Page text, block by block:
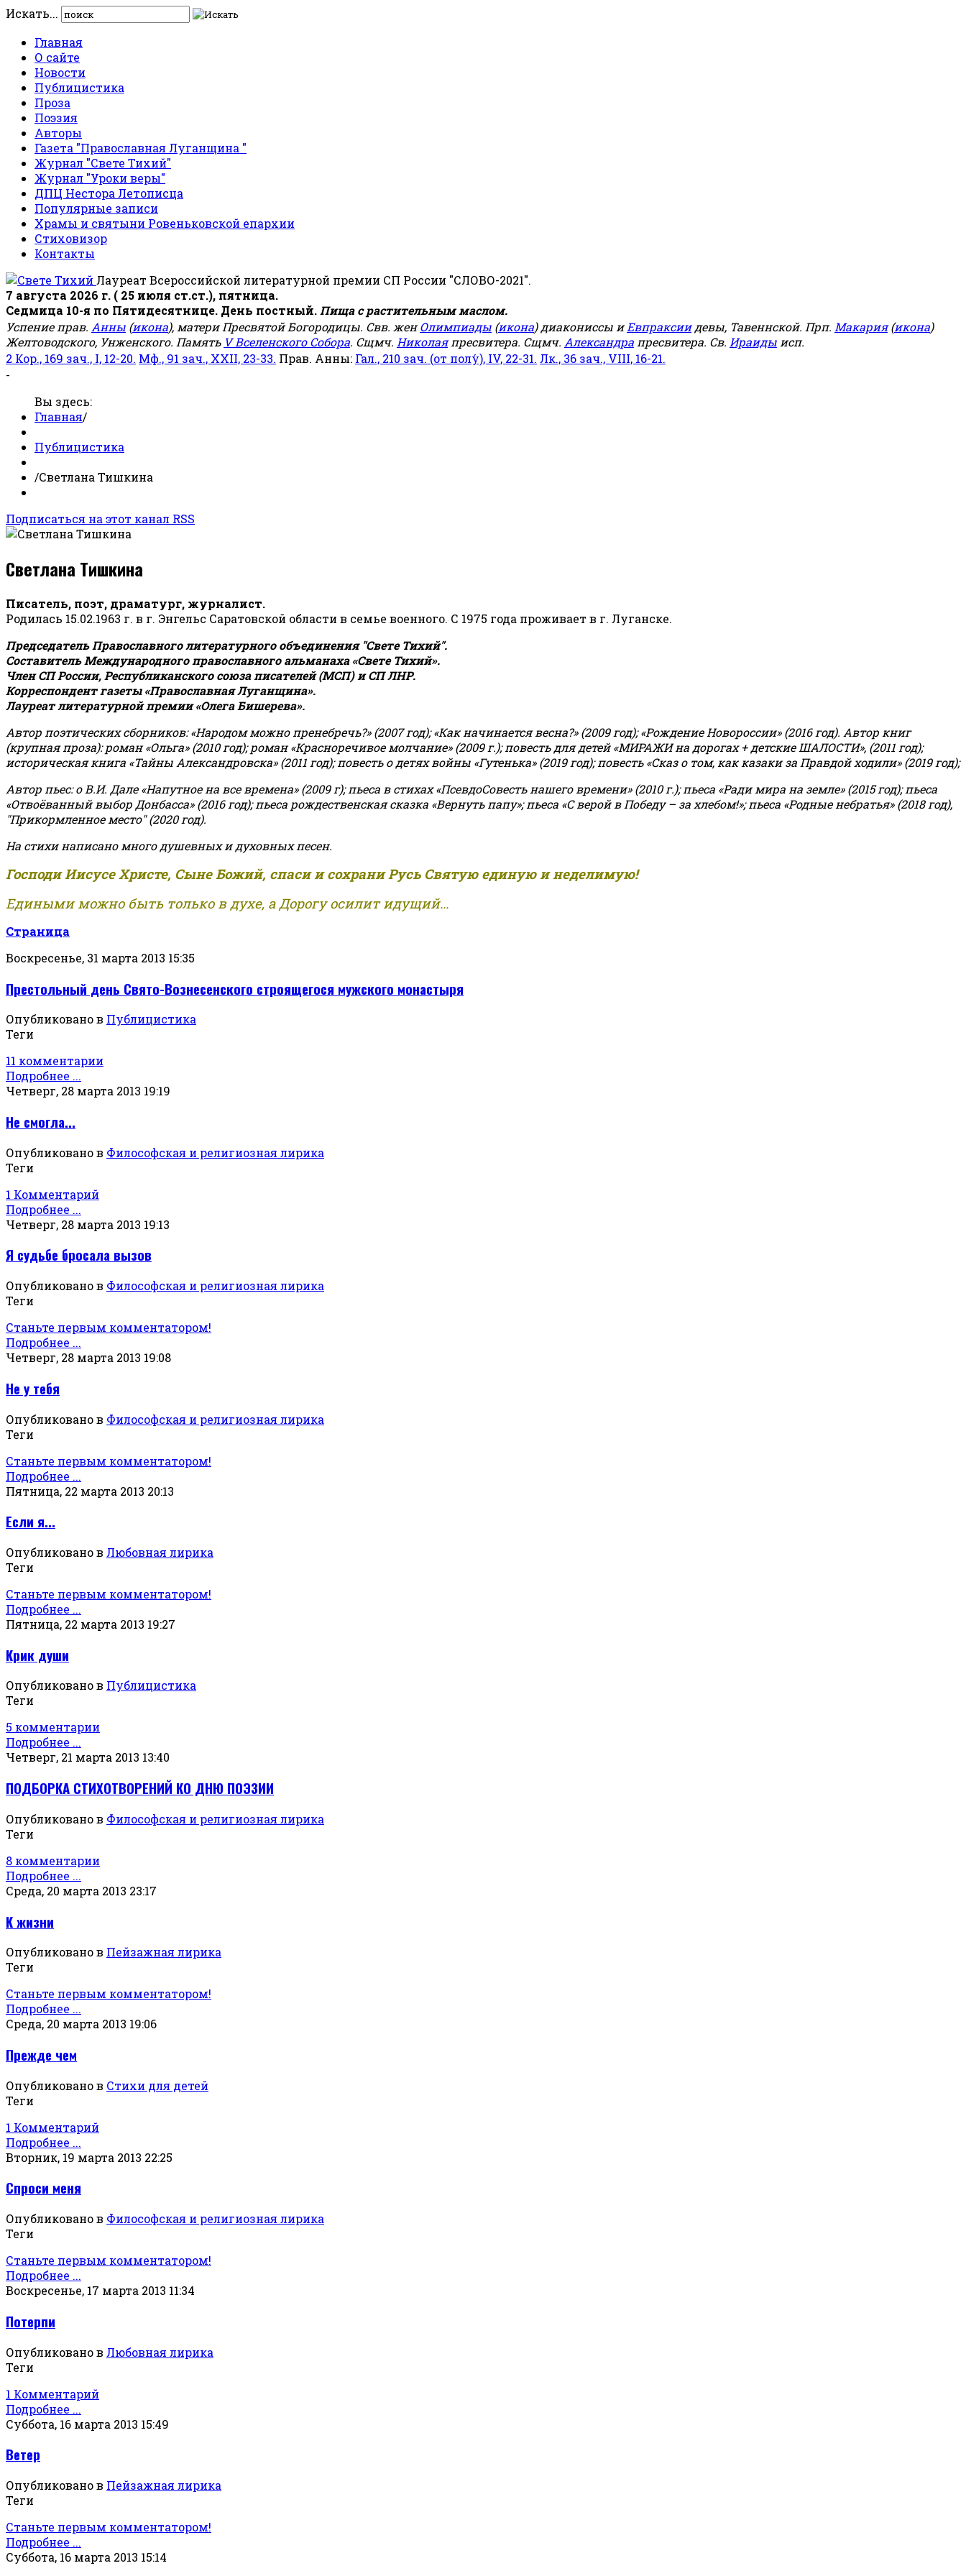
Искать...
Главная
О сайте
Новости
Публицистика
Проза
Поэзия
Авторы
Газета "Православная Луганщина "
Журнал "Свете Тихий"
Журнал "Уроки веры"
ДПЦ Нестора Летописца
Популярные записи
Храмы и святыни Ровеньковской епархии
Стиховизор
Контакты
Лауреат Всероссийской литературной премии СП России "СЛОВО-2021".
7 августа 2026 г. ( 25 июля ст.ст.), пятница.
Седмица 10-я по Пятидесятнице. День постный. Пища с растительным маслом.
Успение прав. Анны (икона), матери Пресвятой Богородицы. Свв. женОлимпиады (икона) диакониссы иЕвпраксиидевы, Тавеннской. Прп. Макария(икона)
Желтоводского, Унженского. Память V Вселенского Собора. Сщмч. Николаяпресвитера. Сщмч. Александра пресвитера. Св. Ираиды исп.
2 Кор., 169 зач., I, 12-20. Мф., 91 зач., XXII, 23-33. Прав. Анны: Гал., 210 зач. (от полу́), IV, 22-31. Лк., 36 зач., VIII, 16-21.
-
Вы здесь:
Главная/
Публицистика
/Светлана Тишкина
Подписаться на этот канал RSS
Светлана Тишкина
Писатель, поэт, драматург, журналист.
Родилась 15.02.1963 г. в г. Энгельс Саратовской области в семье военного. С 1975 года проживает в г. Луганске.
Председатель Православного литературного объединения "Свете Тихий".
Составитель Международного православного альманаха «Свете Тихий».
Член СП России, Республиканского союза писателей (МСП) и СП ЛНР.
Корреспондент газеты «Православная Луганщина».
Лауреат литературной премии «Олега Бишерева».
Автор поэтических сборников: «Народом можно пренебречь?» (2007 год); «Как начинается весна?» (2009 год); «Рождение Новороссии» (2016 год). Автор книг
(крупная проза): роман «Ольга» (2010 год); роман «Красноречивое молчание» (2009 г.); повесть для детей «МИРАЖИ на дорогах + детские ШАЛОСТИ», (2011 год);
историческая книга «Тайны Александровска» (2011 год); повесть о детях войны «Гутенька» (2019 год); повесть «Сказ о том, как казаки за Правдой ходили» (2019 год);
Автор пьес: о В.И. Дале «Напутное на все времена» (2009 г); пьеса в стихах «ПсевдоСовесть нашего времени» (2010 г.); пьеса «Ради мира на земле» (2015 год); пьеса
«Отвоёванный выбор Донбасса» (2016 год); пьеса рождественская сказка «Вернуть папу»; пьеса «С верой в Победу – за хлебом!»;пьеса «Родные небратья» (2018 год),
"Прикормленное место" (2020 год).
На стихи написано много душевных и духовных песен.
Господи Иисусе Христе, Сыне Божий, спаси и сохрани Русь Святую единую и неделимую!
Едиными можно быть только в духе, а Дорогу осилит идущий...
Страница
Воскресенье, 31 марта 2013 15:35
Престольный день Свято-Вознесенского строящегося мужского монастыря
Опубликовано в Публицистика
Теги
11 комментарии
Подробнее ...
Четверг, 28 марта 2013 19:19
Не смогла...
Опубликовано в Философская и религиозная лирика
Теги
1 Комментарий
Подробнее ...
Четверг, 28 марта 2013 19:13
Я судьбе бросала вызов
Опубликовано в Философская и религиозная лирика
Теги
Станьте первым комментатором!
Подробнее ...
Четверг, 28 марта 2013 19:08
Не у тебя
Опубликовано в Философская и религиозная лирика
Теги
Станьте первым комментатором!
Подробнее ...
Пятница, 22 марта 2013 20:13
Если я...
Опубликовано в Любовная лирика
Теги
Станьте первым комментатором!
Подробнее ...
Пятница, 22 марта 2013 19:27
Крик души
Опубликовано в Публицистика
Теги
5 комментарии
Подробнее ...
Четверг, 21 марта 2013 13:40
ПОДБОРКА СТИХОТВОРЕНИЙ КО ДНЮ ПОЭЗИИ
Опубликовано в Философская и религиозная лирика
Теги
8 комментарии
Подробнее ...
Среда, 20 марта 2013 23:17
К жизни
Опубликовано в Пейзажная лирика
Теги
Станьте первым комментатором!
Подробнее ...
Среда, 20 марта 2013 19:06
Прежде чем
Опубликовано в Стихи для детей
Теги
1 Комментарий
Подробнее ...
Вторник, 19 марта 2013 22:25
Спроси меня
Опубликовано в Философская и религиозная лирика
Теги
Станьте первым комментатором!
Подробнее ...
Воскресенье, 17 марта 2013 11:34
Потерпи
Опубликовано в Любовная лирика
Теги
1 Комментарий
Подробнее ...
Суббота, 16 марта 2013 15:49
Ветер
Опубликовано в Пейзажная лирика
Теги
Станьте первым комментатором!
Подробнее ...
Суббота, 16 марта 2013 15:14